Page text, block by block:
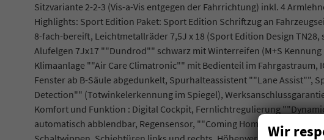
Sitzvariante 2-2-3 (Vis-a-Vis entgegen der Fahrrichtung) inkl. 4
Highlights: Sport Edition Paket: Sport Edition Schriftzug an
8-fach-bereift, Leichtmetallräder 7,5J x 18 (Sport Edition Design
Alufelgen 7Jx17 ""Dundrod"" schwarz mit Winterreifen (M+S
Klimaanlage ""Air Care Climatronic"" mit Bedienteil im Fahrgastraum,
Fenster ab B-Säule abgedunkelt, Spurhalteassistent ""Lane Assist"",
Detection"" (Totwinkelerkennung im Spiegel),
Komfort und Funktion : Digital Cockpit, Fernlichtregulierung
automatisch abblendbar, Regensensor, ""Coming Home"" und
Wir